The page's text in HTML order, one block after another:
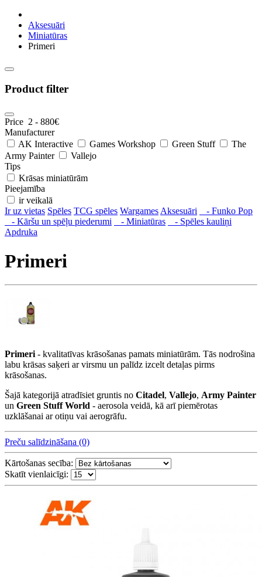
Aksesuāri
Miniatūras
Primeri
Product filter
Price 2 - 880€
Manufacturer
AK Interactive
Games Workshop Green Stuff
The
Army Painter
Vallejo
Tips
Krāsas miniatūrām
Pieejamība
ir veikalā
Ir uz vietas Spēles TCG spēles WargamesAksesuāri
- Funko Pop
- Kāršu un spēļu piederumi
- Miniatūras
- Spēles kauliņi
Apdruka
Primeri
Primeri - kvalitatīvas krāsošanas pamats miniatūrām. Tās nodrošina
labu krāsas saķeri ar virsmu un palīdz izcelt detaļas pirms
krāsošanas.
Šajā kategorijā atradīsiet gruntis no Citadel, Vallejo, Army Painter
un Green Stuff World - aerosola veidā, kā arī piemērotas
uzklāšanai ar otiņu vai aerogrāfu.
Preču salīdzināšana (0)
Kārtošanas secība:
Skatīt vienlaicīgi: